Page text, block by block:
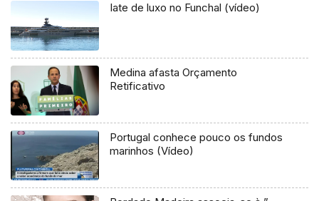
Iate de luxo no Funchal (vídeo)
Medina afasta Orçamento
Retificativo
Portugal conhece pouco os fundos
marinhos (Vídeo)